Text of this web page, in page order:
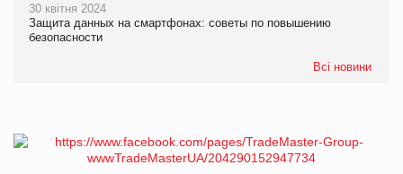
30 квітня 2024
Защита данных на смартфонах: советы по повышению
безопасности
Всі новини